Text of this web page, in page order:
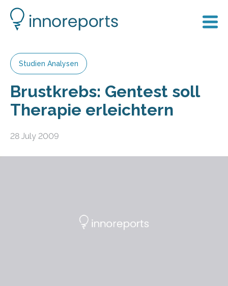
Studien Analysen
Brustkrebs: Gentest soll
Therapie erleichtern
28 July 2009